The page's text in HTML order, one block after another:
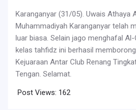
Karanganyar (31/05). Uwais Athaya
Muhammadiyah Karanganyar telah
luar biasa. Selain jago menghafal
kelas tahfidz ini berhasil
Kejuaraan Antar Club Renang
Tengan. Selamat.
Post Views: 162